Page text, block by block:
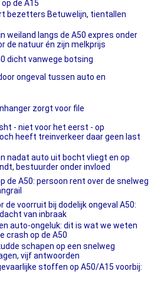
de A15
bezetters Betuwelijn, tientallen
weiland langs de A50 expres onder
de natuur én zijn melkprijs
dicht vanwege botsing
ongeval tussen auto en
zorgt voor file
- niet voor het eerst - op
heeft treinverkeer daar geen last
nadat auto uit bocht vliegt en op
bestuurder onder invloed
de A50: persoon rent over de snelweg
de voorruit bij dodelijk ongeval A50:
van inbraak
auto-ongeluk: dit is wat we weten
crash op de A50
schapen op een snelweg
vijf antwoorden
stoffen op A50/A15 voorbij: